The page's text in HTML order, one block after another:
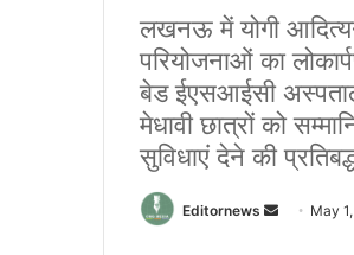
लखनऊ में योगी
परियोजनाओं का
बेड ईएसआईसी
मेधावी छात्रों को
सुविधाएं देने की
Editornews
Send May